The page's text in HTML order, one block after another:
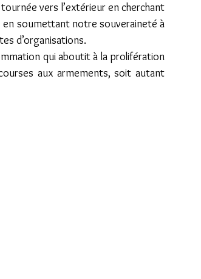
vers l’extérieur en cherchant
en soumettant notre souveraineté à
d’organisations.
qui aboutit à la prolifération
aux armements, soit autant